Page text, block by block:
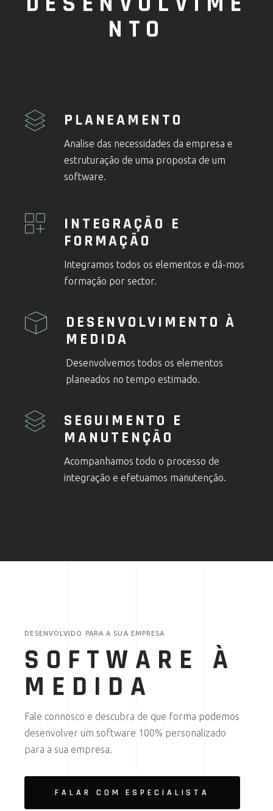
NTO
PLANEAMENTO
Analise das necessidades da empresa e
estruturação de uma proposta de um
software.
INTEGRAÇÃO E
FORMAÇÃO
Integramos todos os elementos e dá-mos
formação por sector.
DESENVOLVIMENTO À
MEDIDA
Desenvolvemos todos os elementos
planeados no tempo estimado.
SEGUIMENTO E
MANUTENÇÃO
Acompanhamos todo o processo de
integração e efetuamos manutenção.
DESENVOLVIDO PARA A SUA EMPRESA
SOFTWARE À
MEDIDA
Fale connosco e descubra de que forma podemos
desenvolver um software 100% personalizado
para a sua empresa.
FALAR COM ESPECIALISTA